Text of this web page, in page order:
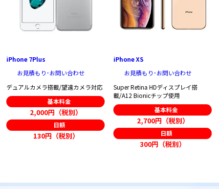
iPhone 7Plus
お見積もり･お問い合わせ
デュアルカメラ搭載/望遠カメラ対応
基本料金
2,000円（税別）
日額
130円（税別）
iPhone XS
お見積もり･お問い合わせ
Super Retina HDディスプレイ搭
載/A12 Bionicチップ使用
基本料金
2,700円（税別）
日額
300円（税別）